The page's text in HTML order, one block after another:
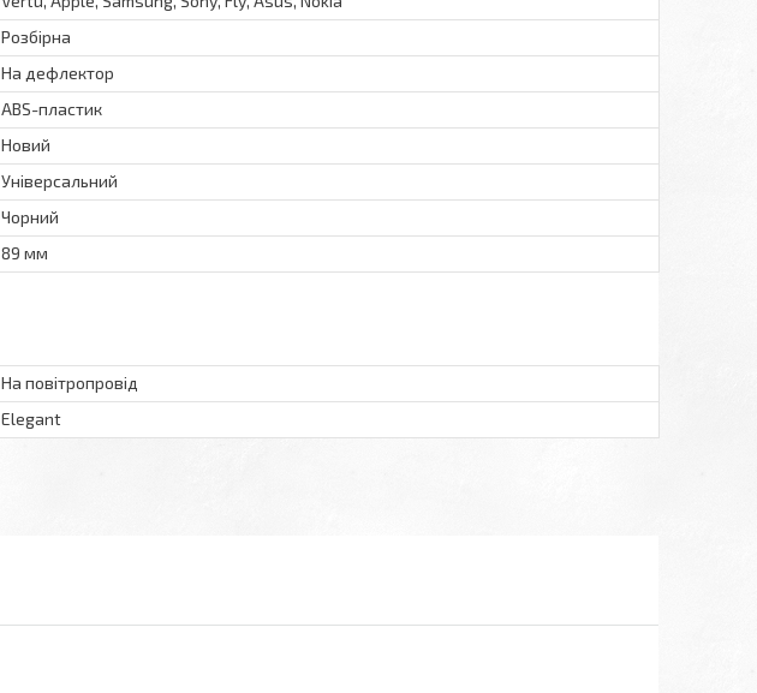
Розбірна
На дефлектор
ABS-пластик
Новий
Універсальний
Чорний
89 мм
На повітропровід
Elegant